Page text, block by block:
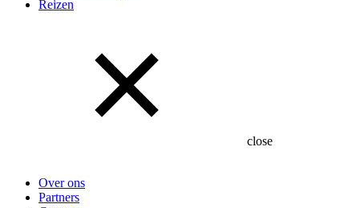
Reizen
close
Over ons
Partners